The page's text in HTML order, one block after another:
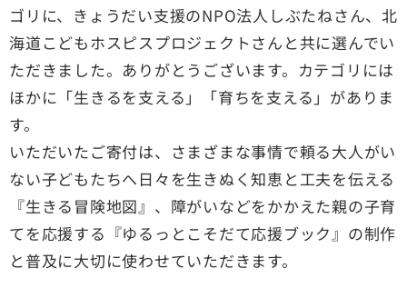
ゴリに、きょうだい支援のNPO法人しぶたねさん、北
海道こどもホスピスプロジェクトさんと共に選んでい
ただきました。ありがとうございます。カテゴリには
ほかに「生きるを支える」「育ちを支える」がありま
す。
いただいたご寄付は、さまざまな事情で頼る大人がい
ない子どもたちへ日々を生きぬく知恵と工夫を伝える
『生きる冒険地図』、障がいなどをかかえた親の子育
てを応援する『ゆるっとこそだて応援ブック』の制作
と普及に大切に使わせていただきます。